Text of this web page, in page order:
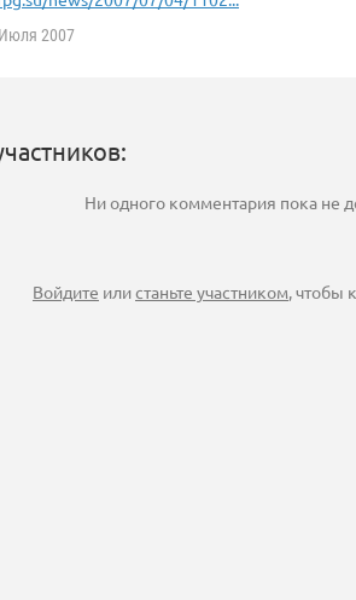
2007
Ни одного комментария пока не
Войдите илистаньте участником, чтобы